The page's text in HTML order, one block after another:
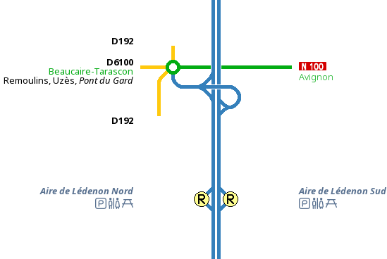
D192
D6100
Beaucaire-Tarascon
Remoulins, Uzès,Pont du Gard Avignon
D192
Aire de Lédenon Nord Aire de Lédenon Sud